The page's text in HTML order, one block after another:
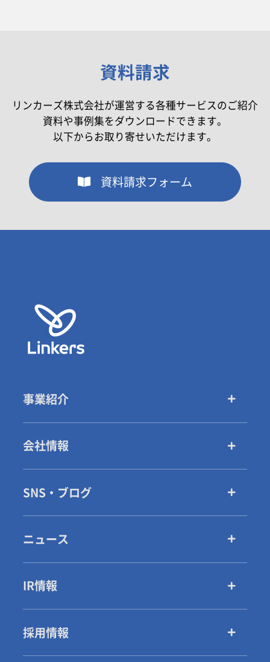
資料請求
リンカーズ株式会社が運営する各種サービスのご紹介
資料や事例集をダウンロードできます。
以下からお取り寄せいただけます。
資料請求フォーム
事業紹介
会社情報
SNS・ブログ
ニュース
IR情報
採用情報